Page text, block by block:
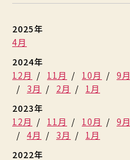
2025年
4月
2024年
12月
11月 10月 9月
3月
2月
1月
2023年
12月
11月 10月 9月
4月
3月
1月
2022年